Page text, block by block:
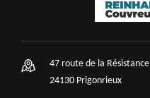
47 route de la Résistance
24130 Prigonrieux